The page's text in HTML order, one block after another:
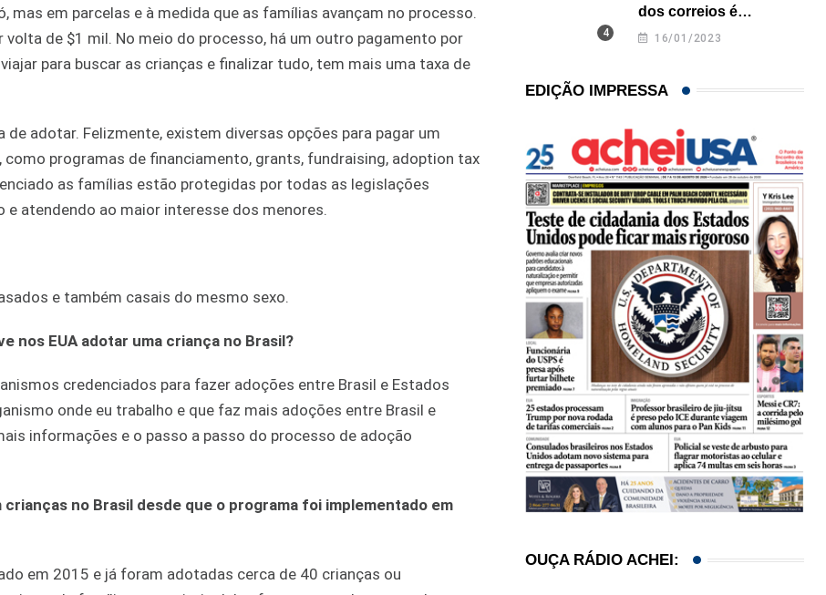
mas em parcelas e à medida que as famílias avançam no processo.
de $1 mil. No meio do processo, há um outro pagamento por
para buscar as crianças e finalizar tudo, tem mais uma taxa de
adotar. Felizmente, existem diversas opções para pagar um
programas de financiamento, grants, fundraising, adoption tax
as famílias estão protegidas por todas as legislações
atendendo ao maior interesse dos menores.
e também casais do mesmo sexo.
nos EUA adotar uma criança no Brasil?
credenciados para fazer adoções entre Brasil e Estados
onde eu trabalho e que faz mais adoções entre Brasil e
informações e o passo a passo do processo de adoção
no Brasil desde que o programa foi implementado em
em 2015 e já foram adotadas cerca de 40 crianças ou
dos correios é
assassinada a facadas
16/01/2023
EDIÇÃO IMPRESSA
OUÇA RÁDIO ACHEI: